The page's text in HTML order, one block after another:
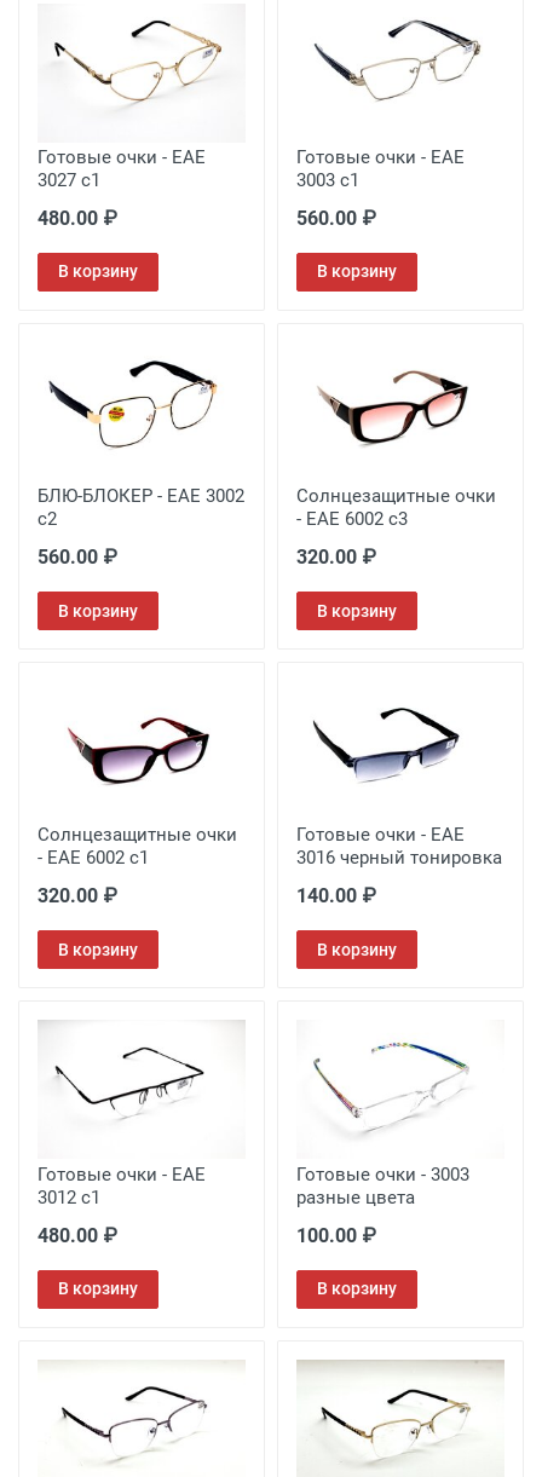
Готовые очки - EAE
3027 с1
480.00 ₽
В корзину
Готовые очки - EAE
3003 с1
560.00 ₽
В корзину
БЛЮ-БЛОКЕР - EAE 3002
c2
560.00 ₽
В корзину
Солнцезащитные очки
- EAE 6002 с3
320.00 ₽
В корзину
Солнцезащитные очки
- EAE 6002 с1
320.00 ₽
В корзину
Готовые очки - EAE
3016 черный тонировка
140.00 ₽
В корзину
Готовые очки - EAE
3012 c1
480.00 ₽
В корзину
Готовые очки - 3003
разные цвета
100.00 ₽
В корзину